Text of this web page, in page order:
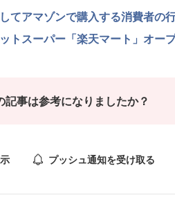
てアマゾンで購入する消費者の
トスーパー「楽天マート」オー
記事は参考になりましたか？
プッシュ通知を受け取る